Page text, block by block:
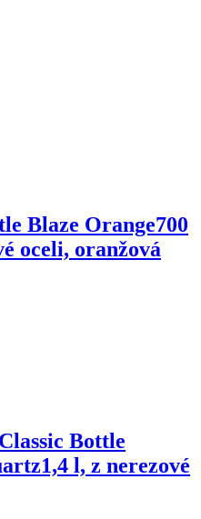
Blaze Orange700
oceli, oranžová
Bottle
1,4 l, z nerezové